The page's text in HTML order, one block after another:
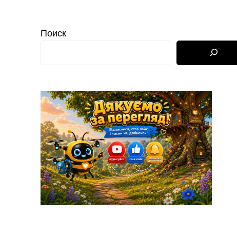
Поиск